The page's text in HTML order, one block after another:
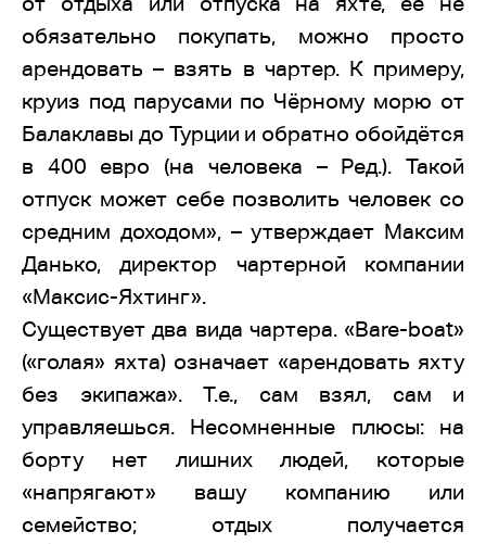
обязательно покупать, можно просто
арендовать – взять в чартер. К примеру,
круиз под парусами по Чёрному морю от
Балаклавы до Турции и обратно обойдётся
в 400 евро (на человека – Ред.). Такой
отпуск может себе позволить человек со
средним доходом», – утверждает Максим
Данько, директор чартерной компании
«Максис-Яхтинг».
Существует два вида чартера. «Bare-boat»
(«голая» яхта) означает «арендовать яхту
без экипажа». Т.е., сам взял, сам и
управляешься. Несомненные плюсы: на
борту нет лишних людей, которые
«напрягают» вашу компанию или
семейство; отдых получается